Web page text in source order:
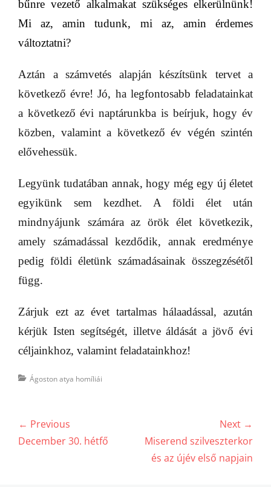
bűnre vezető alkalmakat szükséges elkerülnünk!
Mi az, amin tudunk, mi az, amin érdemes
változtatni?
Aztán a számvetés alapján készítsünk tervet a
következő évre! Jó, ha legfontosabb feladatainkat
a következő évi naptárunkba is beírjuk, hogy év
közben, valamint a következő év végén szintén
elővehessük.
Legyünk tudatában annak, hogy még egy új életet
egyikünk sem kezdhet. A földi élet után
mindnyájunk számára az örök élet következik,
amely számadással kezdődik, annak eredménye
pedig földi életünk számadásainak összegzésétől
függ.
Zárjuk ezt az évet tartalmas hálaadással, azután
kérjük Isten segítségét, illetve áldását a jövő évi
céljainkhoz, valamint feladatainkhoz!
Categories
Ágoston atya homíliái
Bejegyzés
navigáció
← Previous
Previous
December 30. hétfő
Next →
Next
post:
Miserend szilveszterkor
és az újév első napjain